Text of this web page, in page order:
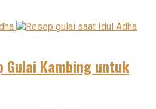
Gulai Kambing untuk